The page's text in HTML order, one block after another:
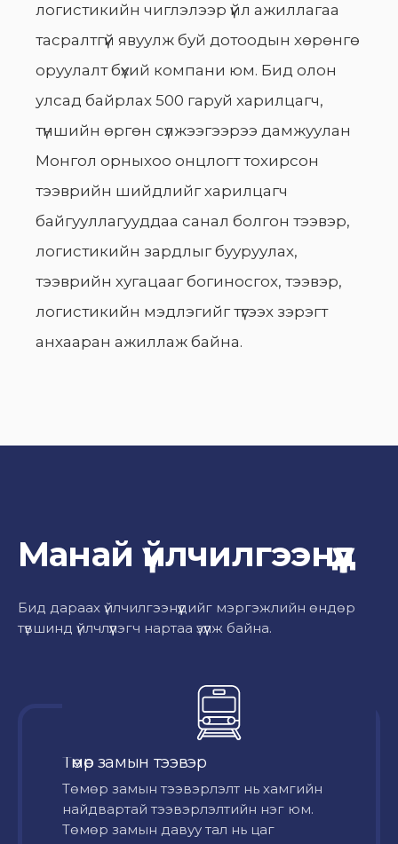
логистикийн чиглэлээр үйл ажиллагаа
тасралтгүй явуулж буй дотоодын хөрөнгө
оруулалт бүхий компани юм. Бид олон
улсад байрлах 500 гаруй харилцагч,
түншийн өргөн сүлжээгээрээ дамжуулан
Монгол орныхоо онцлогт тохирсон
тээврийн шийдлийг харилцагч
байгууллагууддаа санал болгон тээвэр,
логистикийн зардлыг бууруулах,
тээврийн хугацааг богиносгох, тээвэр,
логистикийн мэдлэгийг түгээх зэрэгт
анхааран ажиллаж байна.
Манай үйлчилгээнүүд
Бид дараах үйлчилгээнүүдийг мэргэжлийн өндөр
түвшинд үйлчлүүлэгч нартаа үзүүлж байна.
Төмөр замын тээвэр
Төмөр замын тээвэрлэлт нь хамгийн
найдвартай тээвэрлэлтийн нэг юм.
Төмөр замын давуу тал нь цаг